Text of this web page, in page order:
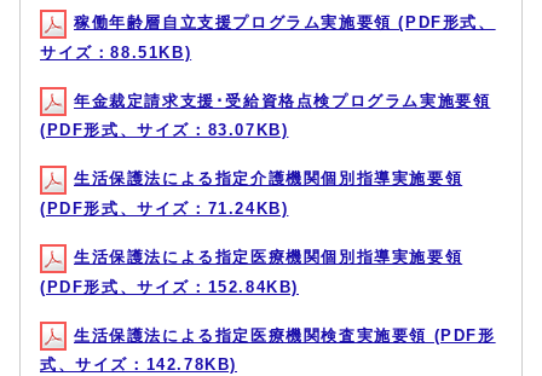
稼働年齢層自立支援プログラム実施要領 (PDF形式、
サイズ：88.51KB)
年金裁定請求支援･受給資格点検プログラム実施要領
(PDF形式、サイズ：83.07KB)
生活保護法による指定介護機関個別指導実施要領
(PDF形式、サイズ：71.24KB)
生活保護法による指定医療機関個別指導実施要領
(PDF形式、サイズ：152.84KB)
生活保護法による指定医療機関検査実施要領 (PDF形
式、サイズ：142.78KB)